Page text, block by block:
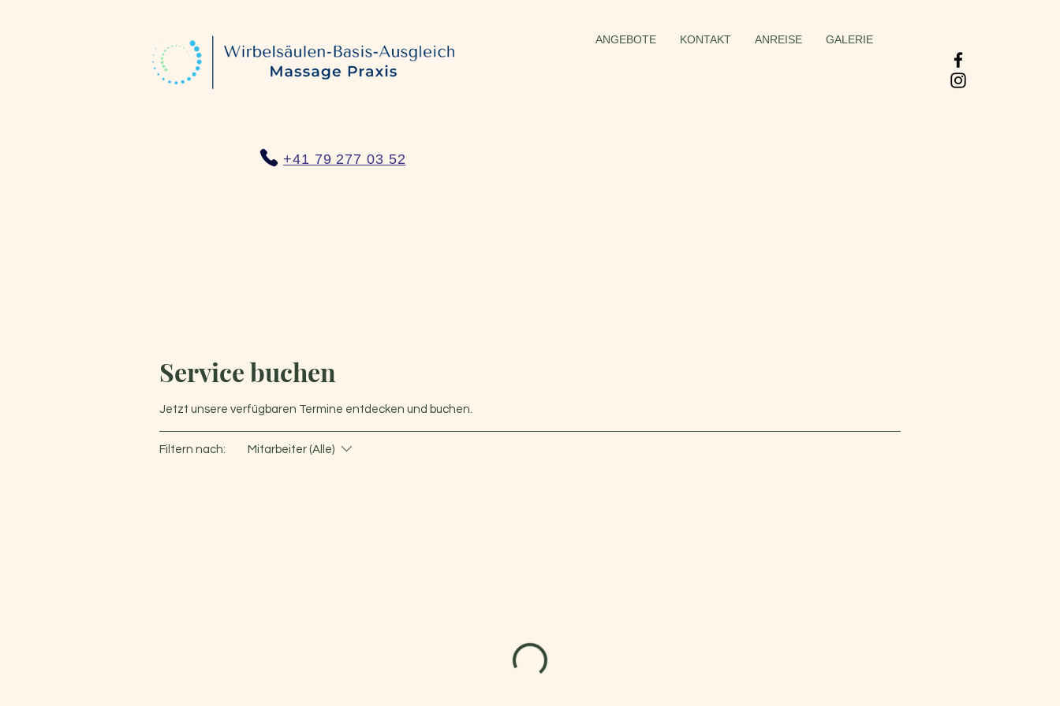
ANGEBOTE KONTAKT ANREISE GALERIE
+41 79 277 03 52
Service buchen
Jetzt unsere verfügbaren Termine entdecken und buchen.
Filtern nach: Mitarbeiter (Alle)